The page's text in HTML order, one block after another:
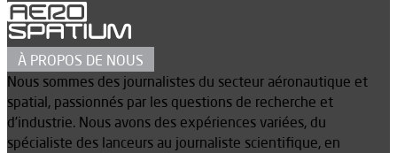
À PROPOS DE NOUS
Nous sommes des journalistes du secteur aéronautique et
spatial, passionnés par les questions de recherche et
d’industrie. Nous avons des expériences variées, du
spécialiste des lanceurs au journaliste scientifique, en